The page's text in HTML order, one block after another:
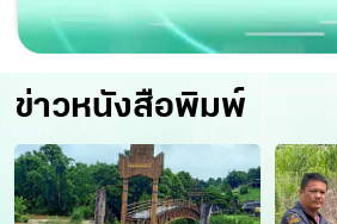
ข่าวหนังสือพิมพ์